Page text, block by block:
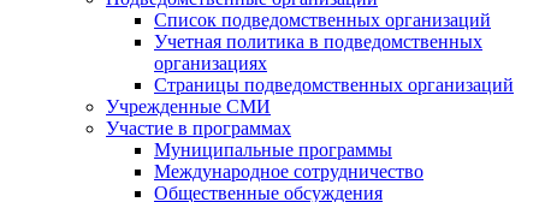
Список подведомственных организаций
Учетная политика в подведомственных
организациях
Страницы подведомственных организаций
Учрежденные СМИ
Участие в программах
Муниципальные программы
Международное сотрудничество
Общественные обсуждения